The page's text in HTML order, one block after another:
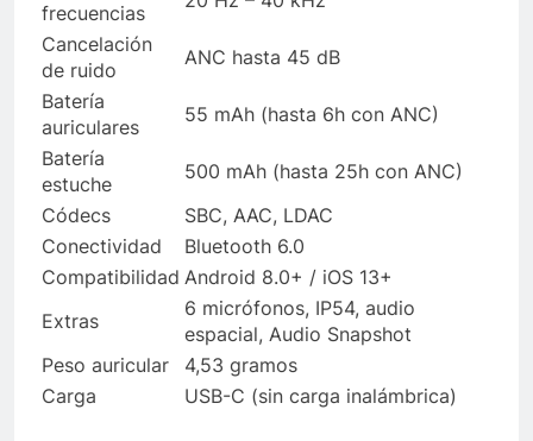
frecuencias
Cancelación
de ruido
ANC hasta 45 dB
Batería
auriculares
55 mAh (hasta 6h con ANC)
Batería
estuche
500 mAh (hasta 25h con ANC)
Códecs
SBC, AAC, LDAC
Conectividad
Bluetooth 6.0
Compatibilidad Android 8.0+ / iOS 13+
Extras
6 micrófonos, IP54, audio
espacial, Audio Snapshot
Peso auricular
4,53 gramos
Carga
USB-C (sin carga inalámbrica)